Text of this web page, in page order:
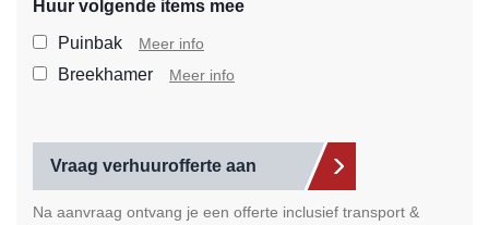
Huur volgende items mee
Puinbak Meer info
Breekhamer Meer info
Vraag verhuurofferte aan
Na aanvraag ontvang je een offerte inclusief transport &